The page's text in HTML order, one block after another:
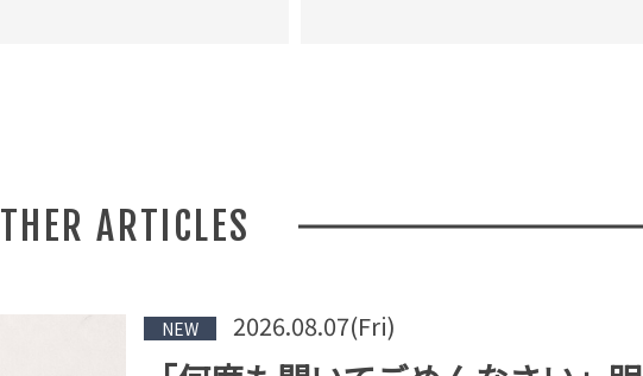
OTHER ARTICLES
NEW 2026.08.07(Fri)